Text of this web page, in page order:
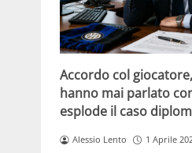
Accordo col
hanno mai parlato
esplode il caso
Alessio Lento 1 Aprile